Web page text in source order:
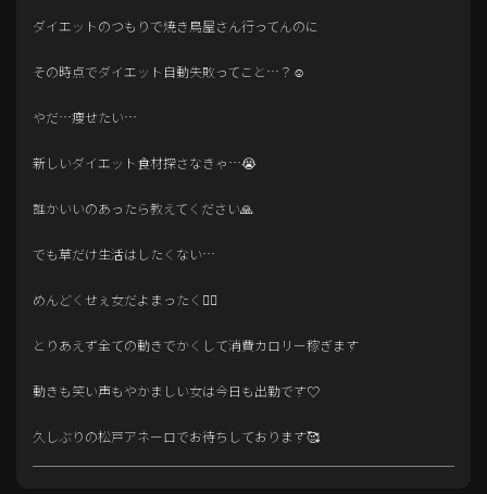
ダイエットのつもりで焼き鳥屋さん行ってんのに
その時点でダイエット自動失敗ってこと…？☺️
やだ…痩せたい…
新しいダイエット食材探さなきゃ…😭
誰かいいのあったら教えてください🙏
でも草だけ生活はしたくない…
めんどくせぇ女だよまったく🤷‍♂️
とりあえず全ての動きでかくして消費カロリー稼ぎます
動きも笑い声もやかましい女は今日も出勤です♡
久しぶりの松戸アネーロでお待ちしております🥰